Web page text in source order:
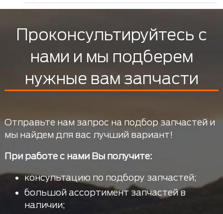
Проконсультируйтесь с
нами и мы подберем
нужные вам запчасти
Отправьте нам запрос на подбор запчастей и
мы найдем для вас лучший вариант!
При работе с нами Вы получите:
консультацию по подбору запчастей;
большой ассортимент запчастей в
наличии;